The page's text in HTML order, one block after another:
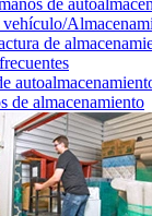
vehículo/
de
de almacenamiento